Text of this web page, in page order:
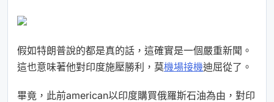
假如特朗普說的都是真的話，這確實是一個嚴重新聞。
這也意味著他對印度施壓勝利，莫機場接機迪屈從了。
畢竟，此前american以印度購買俄羅斯石油為由，對印